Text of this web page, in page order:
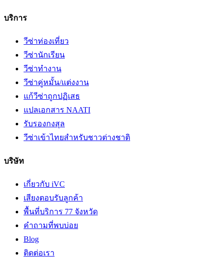
บริการ
วีซ่าท่องเที่ยว
วีซ่านักเรียน
วีซ่าทำงาน
วีซ่าคู่หมั้น/แต่งงาน
แก้วีซ่าถูกปฏิเสธ
แปลเอกสาร NAATI
รับรองกงสุล
วีซ่าเข้าไทยสำหรับชาวต่างชาติ
บริษัท
เกี่ยวกับ iVC
เสียงตอบรับลูกค้า
พื้นที่บริการ 77 จังหวัด
คำถามที่พบบ่อย
Blog
ติดต่อเรา